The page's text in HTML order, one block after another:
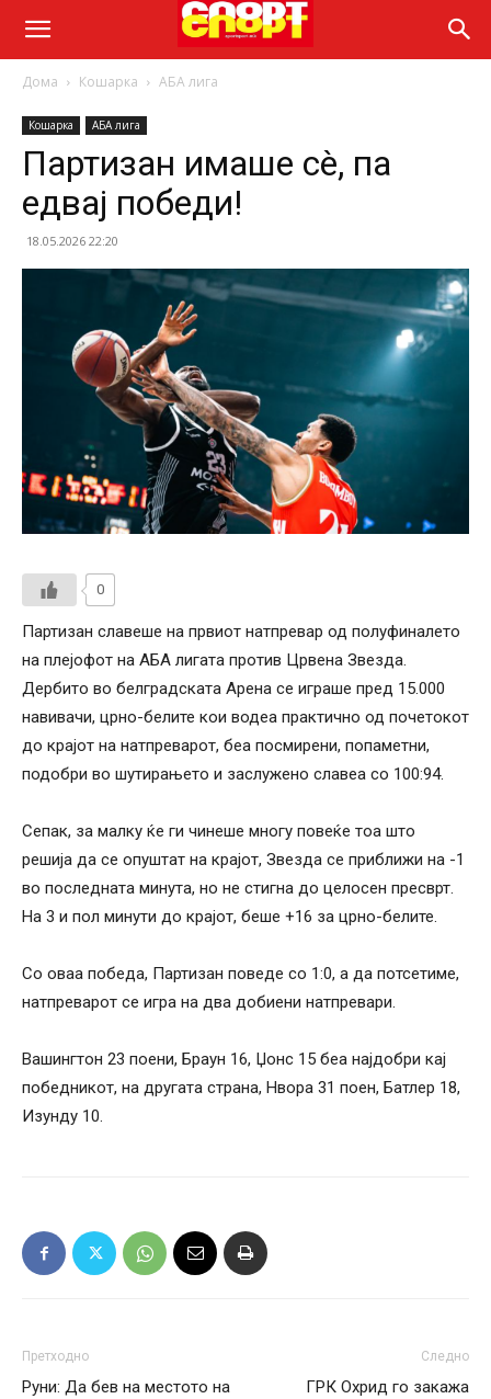
Дома Кошарка АБА лига
Кошарка АБА лига
Партизан имаше сè, па
едвај победи!
18.05.2026 22:20
0
Партизан славеше на првиот натпревар од полуфиналето
на плејофот на АБА лигата против Црвена Звезда.
Дербито во белградската Арена се играше пред 15.000
навивачи, црно-белите кои водеа практично од почетокот
до крајот на натпреварот, беа посмирени, попаметни,
подобри во шутирањето и заслужено славеа со 100:94.
Сепак, за малку ќе ги чинеше многу повеќе тоа што
решија да се опуштат на крајот, Звезда се приближи на -1
во последната минута, но не стигна до целосен пресврт.
На 3 и пол минути до крајот, беше +16 за црно-белите.
Со оваа победа, Партизан поведе со 1:0, а да потсетиме,
натпреварот се игра на два добиени натпревари.
Вашингтон 23 поени, Браун 16, Џонс 15 беа најдобри кај
победникот, на другата страна, Нвора 31 поен, Батлер 18,
Изунду 10.
Претходно
Руни: Да бев на местото на
Следно
ГРК Охрид го закажа